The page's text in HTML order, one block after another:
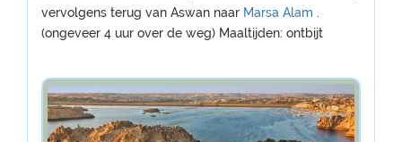
vervolgens terug van Aswan naar Marsa Alam .
(ongeveer 4 uur over de weg) Maaltijden: ontbijt